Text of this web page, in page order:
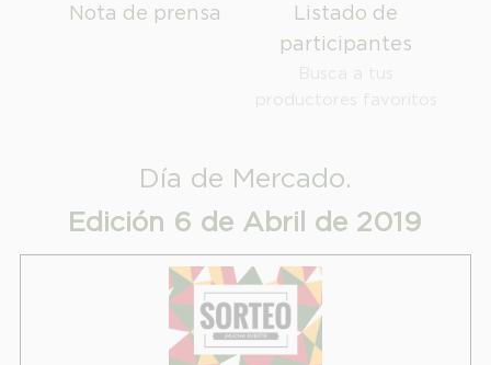
Nota de prensa
Listado de
participantes
Día de Mercado.
Edición 6 de Abril de 2019
INFORMACION SOBRE LA PROTECCIÓN DE TUS DATOS
Responsable: